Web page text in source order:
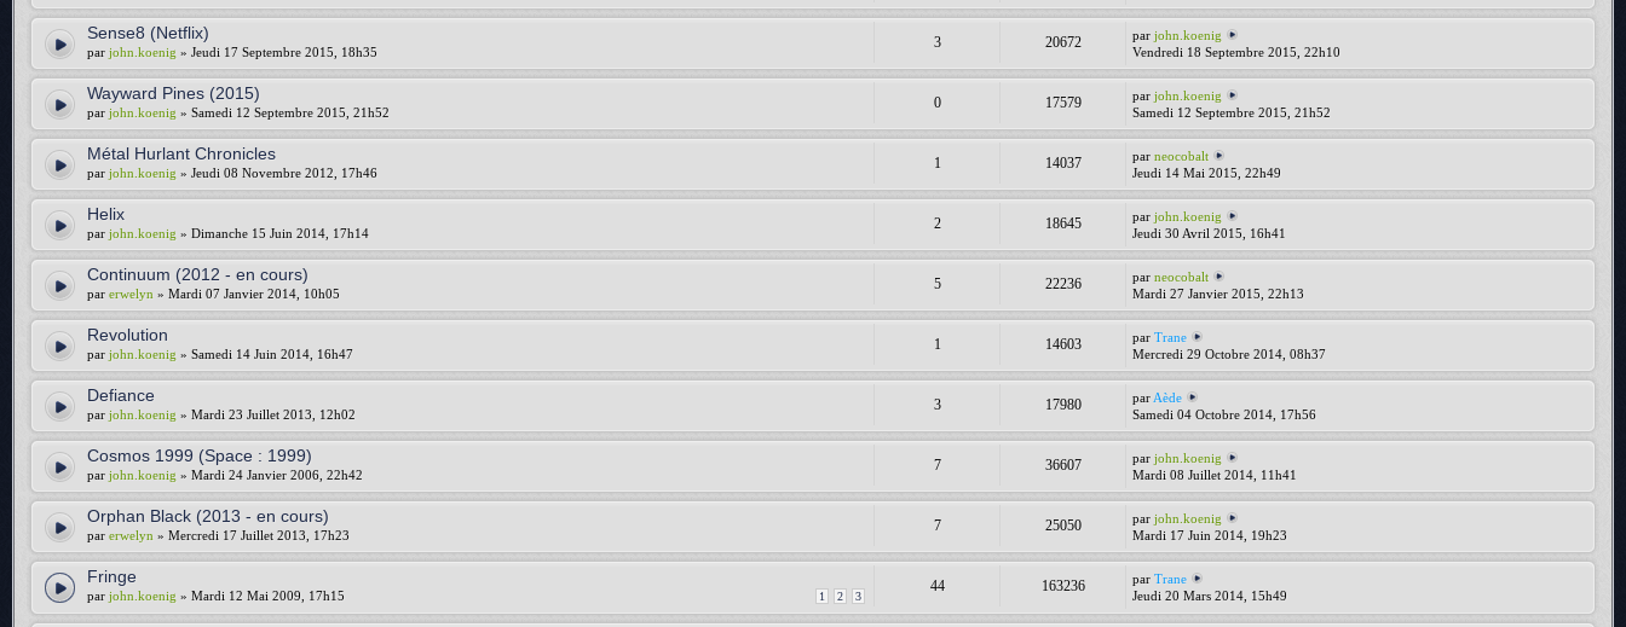
Sense8 (Netflix)
par john.koenig » Jeudi 17 Septembre 2015, 18h35
3 20672 parjohn.koenig
Vendredi 18 Septembre 2015, 22h10
Wayward Pines (2015)
par john.koenig » Samedi 12 Septembre 2015, 21h52
0 17579 parjohn.koenig
Samedi 12 Septembre 2015, 21h52
Métal Hurlant Chronicles
par john.koenig » Jeudi 08 Novembre 2012, 17h46
1 14037 parneocobalt
Jeudi 14 Mai 2015, 22h49
Helix
par john.koenig » Dimanche 15 Juin 2014, 17h14
2 18645 parjohn.koenig
Jeudi 30 Avril 2015, 16h41
Continuum (2012 - en cours)
par erwelyn » Mardi 07 Janvier 2014, 10h05
5 22236 parneocobalt
Mardi 27 Janvier 2015, 22h13
Revolution
par john.koenig » Samedi 14 Juin 2014, 16h47
1 14603 parTrane
Mercredi 29 Octobre 2014, 08h37
Defiance
par john.koenig » Mardi 23 Juillet 2013, 12h02
3 17980 par Aède
Samedi 04 Octobre 2014, 17h56
Cosmos 1999 (Space : 1999)
par john.koenig » Mardi 24 Janvier 2006, 22h42
7 36607 parjohn.koenig
Mardi 08 Juillet 2014, 11h41
Orphan Black (2013 - en cours)
par erwelyn » Mercredi 17 Juillet 2013, 17h23
7 25050 parjohn.koenig
Mardi 17 Juin 2014, 19h23
Fringe
1 2 3
par john.koenig » Mardi 12 Mai 2009, 17h15
44 163236 parTrane
Jeudi 20 Mars 2014, 15h49